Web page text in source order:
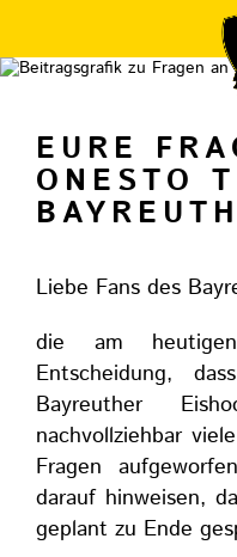
EURE
ONESTO
BAYREUTH
Liebe Fans des
die am
Entscheidung,
Bayreuther
nachvollziehbar
Fragen
darauf hinweisen,
geplant zu Ende